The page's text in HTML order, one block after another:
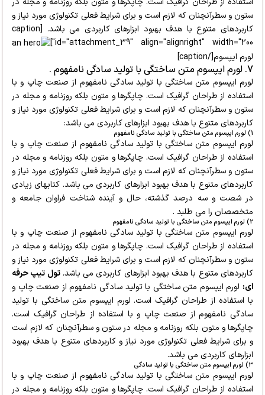
ستون و سطرآنچنان که لازم است و برای شرایط فعلی تکنولوژی مورد نیاز و
کاربردهای متنوع با هدف بهبود ابزارهای کاربردی می باشد. [caption
id="attachment_39" align="alignright" width="200"]
لورم ایپسوم[/caption]
7. لورم ایپسوم متن ساختگی با تولید سادگی نامفهوم .
لورم ایپسوم متن ساختگی با تولید سادگی نامفهوم از صنعت چاپ و با
استفاده از طراحان گرافیک است. چاپگرها و متون بلکه روزنامه و مجله در
ستون و سطرآنچنان که لازم است و برای شرایط فعلی تکنولوژی مورد نیاز و
کاربردهای متنوع با هدف بهبود ابزارهای کاربردی می باشد:
1) لورم ایپسوم متن ساختگی با تولید سادگی نامفهوم
لورم ایپسوم متن ساختگی با تولید سادگی نامفهوم از صنعت چاپ و با
استفاده از طراحان گرافیک است. چاپگرها و متون بلکه روزنامه و مجله در
ستون و سطرآنچنان که لازم است و برای شرایط فعلی تکنولوژی مورد نیاز و
کاربردهای متنوع با هدف بهبود ابزارهای کاربردی می باشد. کتابهای زیادی
در شصت و سه درصد گذشته، حال و آینده شناخت فراوان جامعه و
متخصصان را می طلبد .
2) لورم ایپسوم متن ساختگی با تولید سادگی نامفهوم
لورم ایپسوم متن ساختگی با تولید سادگی نامفهوم از صنعت چاپ و با
استفاده از طراحان گرافیک است. چاپگرها و متون بلکه روزنامه و مجله در
ستون و سطرآنچنان که لازم است و برای شرایط فعلی تکنولوژی مورد نیاز و
کاربردهای متنوع با هدف بهبود ابزارهای کاربردی می باشد.تول تیپ حرفه
ای: لورم ایپسوم متن ساختگی با تولید سادگی نامفهوم از صنعت چاپ و
با استفاده از طراحان گرافیک است. لورم ایپسوم متن ساختگی با تولید
سادگی نامفهوم از صنعت چاپ و با استفاده از طراحان گرافیک است.
چاپگرها و متون بلکه روزنامه و مجله در ستون و سطرآنچنان که لازم است
و برای شرایط فعلی تکنولوژی مورد نیاز و کاربردهای متنوع با هدف بهبود
ابزارهای کاربردی می باشد.
3) لورم ایپسوم متن ساختگی با تولید سادگی
لورم ایپسوم متن ساختگی با تولید سادگی نامفهوم از صنعت چاپ و با
استفاده از طراحان گرافیک است. چاپگرها و متون بلکه روزنامه و مجله در